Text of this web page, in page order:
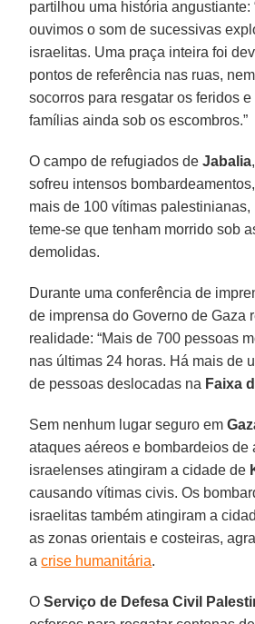
partilhou uma história angustiante:
ouvimos o som de sucessivas
israelitas. Uma praça inteira foi
pontos de referência nas ruas,
socorros para resgatar os feridos
famílias ainda sob os escombros.”
O campo de refugiados deJabalia
sofreu intensos
mais de 100 vítimas
teme-se que tenham morrido sob
demolidas.
Durante uma conferência de
de imprensa do Governo de Gaza
realidade: “Mais de 700 pessoas
nas últimas 24 horas. Há mais de
de pessoas deslocadas na Faixa
Sem nenhum lugar seguro em
ataques aéreos e bombardeios de
israelenses atingiram a cidade de
causando vítimas civis. Os
israelitas também atingiram a
as zonas orientais e costeiras,
acrise humanitária.
OServiço de Defesa Civil